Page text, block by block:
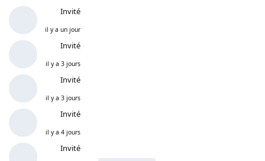
Invité
il y a un jour
Invité
il y a 3 jours
Invité
il y a 3 jours
Invité
il y a 4 jours
Invité